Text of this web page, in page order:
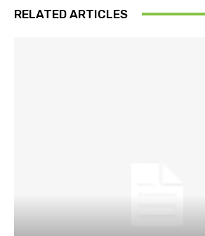
RELATED ARTICLES